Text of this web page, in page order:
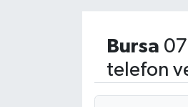
Bursa
telefon